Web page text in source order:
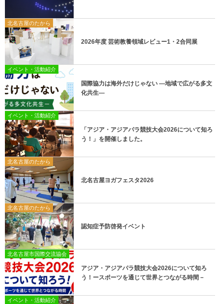
北名古屋のたから
2026年度 芸術教養領域レビュー1・2合同展
イベント・活動紹介
国際協力は海外だけじゃない ―地域で広がる多文
化共生―
イベント・活動紹介
「アジア・アジアパラ競技大会2026について知ろ
う！」を開催しました。
北名古屋のたから
北名古屋ヨガフェスタ2026
北名古屋のたから
認知症予防啓発イベント
北名古屋市国際交流協会
アジア・アジアパラ競技大会2026について知ろ
う！ースポーツを通じて世界とつながる時間－
イベント・活動紹介